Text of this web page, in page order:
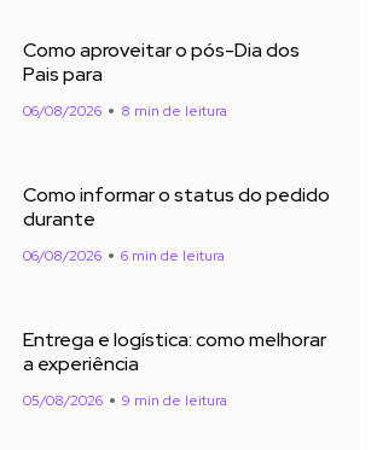
Como aproveitar o pós-Dia dos
Pais para
06/08/2026 8 min de leitura
Como informar o status do pedido
durante
06/08/2026 6 min de leitura
Entrega e logística: como melhorar
a experiência
05/08/2026 9 min de leitura